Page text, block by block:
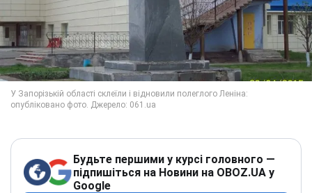
Будьте першими у курсі головного —
підпишіться на Новини на OBOZ.UA у
Google